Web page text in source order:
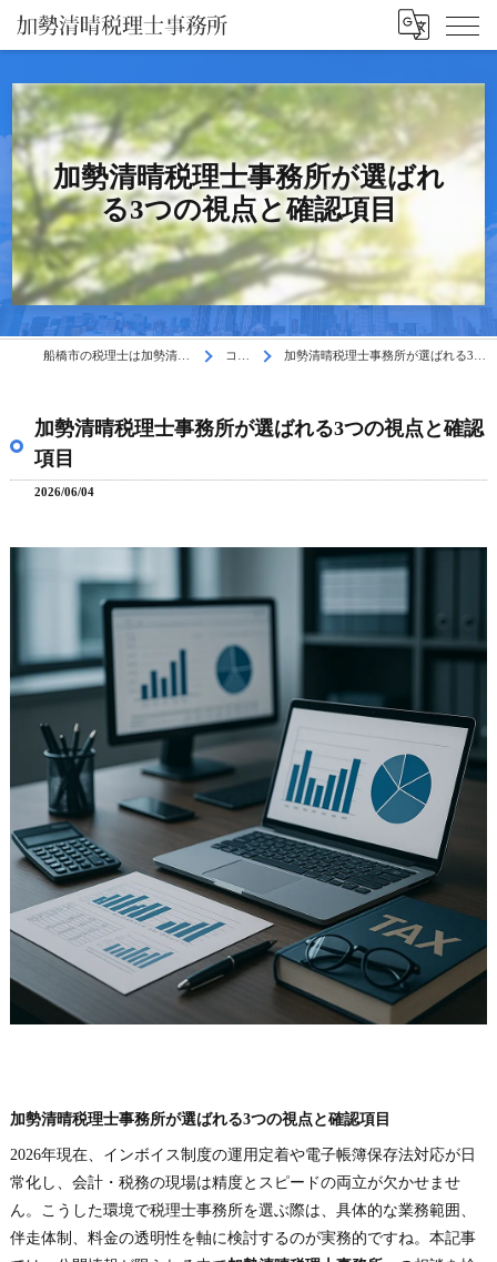
加勢清晴税理士事務所が選ばれ
る3つの視点と確認項目
船橋市の税理士は加勢清晴税理士事務所 コラム 加勢清晴税理士事務所が選ばれる3つの視点と確認項目
加勢清晴税理士事務所が選ばれる3つの視点と確認
項目
2026/06/04
加勢清晴税理士事務所が選ばれる3つの視点と確認項目
2026年現在、インボイス制度の運用定着や電子帳簿保存法対応が日
常化し、会計・税務の現場は精度とスピードの両立が欠かせませ
ん。こうした環境で税理士事務所を選ぶ際は、具体的な業務範囲、
伴走体制、料金の透明性を軸に検討するのが実務的ですね。本記事